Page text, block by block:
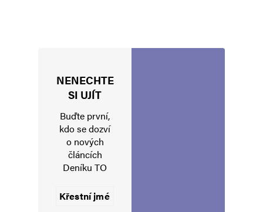
Uložit do prohlížeče jméno, e-mail a webovou stránku pro budoucí
NENECHTE
SI UJÍT
Buďte první,
kdo se dozví
o nových
článcích
Deníku TO